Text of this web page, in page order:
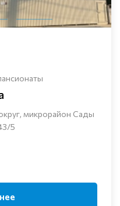
микрорайон Сады
5